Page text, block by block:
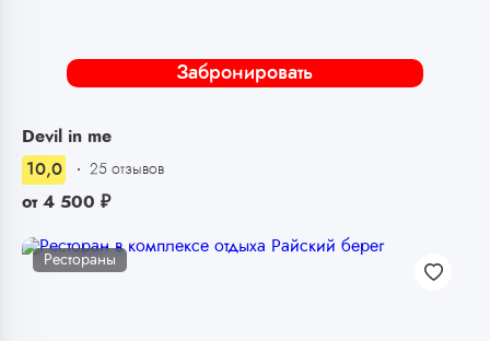
Забронировать
Devil in me
10,0
25 отзывов
от 4 500 ₽
Рестораны